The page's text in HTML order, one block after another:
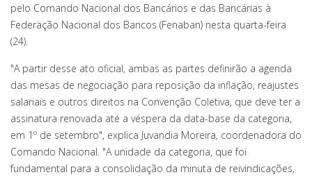
pelo Comando Nacional dos Bancários e das Bancárias à
Federação Nacional dos Bancos (Fenaban) nesta quarta-feira
(24).
"A partir desse ato oficial, ambas as partes definirão a agenda
das mesas de negociação para reposição da inflação, reajustes
salariais e outros direitos na Convenção Coletiva, que deve ter a
assinatura renovada até a véspera da data-base da categoria,
em 1º de setembro", explica Juvandia Moreira, coordenadora do
Comando Nacional. "A unidade da categoria, que foi
fundamental para a consolidação da minuta de reivindicações,